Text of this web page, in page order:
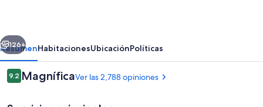
Siguiente
126+
ResumenHabitacionesUbicaciónPolíticas
Opiniones
9.29.2 de 10,
MagníficaVer las 2,788 opiniones